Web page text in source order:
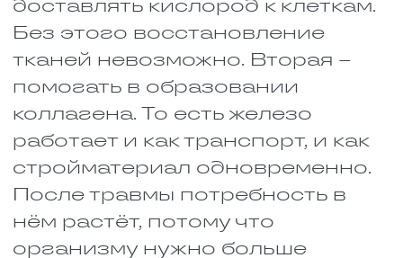
Еда должна быть
разнообразной и полезной,
чтобы не допустить дефицит